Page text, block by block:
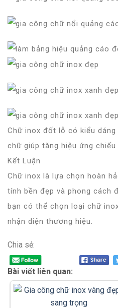
Chữ inox đốt lỗ có kiểu
chữ giúp tăng hiệu ứng chiếu
Kết Luận
Chữ inox là lựa chọn hoàn
tính bền đẹp và phong cách
bạn có thể chọn loại chữ
nhận diện thương hiệu.
Chia sẻ:
Bài viết liên quan: